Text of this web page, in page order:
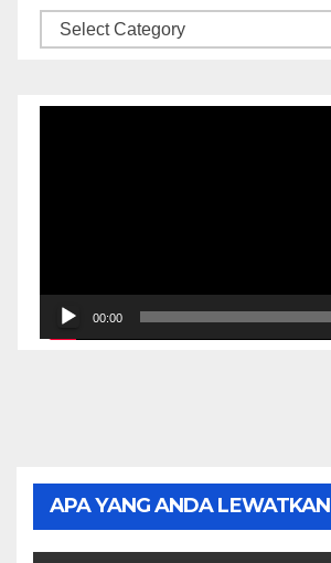
00:00
APA YANG ANDA LEWATKAN